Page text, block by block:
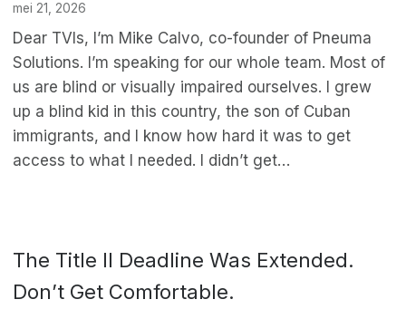
mei 21, 2026
Dear TVIs, I’m Mike Calvo, co-founder of Pneuma
Solutions. I’m speaking for our whole team. Most of
us are blind or visually impaired ourselves. I grew
up a blind kid in this country, the son of Cuban
immigrants, and I know how hard it was to get
access to what I needed. I didn’t get…
The Title II Deadline Was Extended.
Don’t Get Comfortable.